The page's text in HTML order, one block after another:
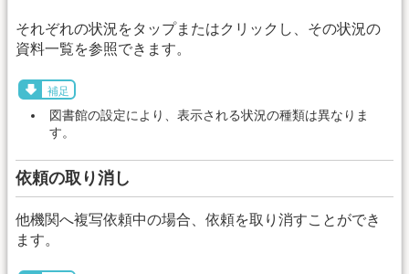
それぞれの状況をタップまたはクリックし、その状況の
資料一覧を参照できます。
補足
図書館の設定により、表示される状況の種類は異なりま
す。
依頼の取り消し
他機関へ複写依頼中の場合、依頼を取り消すことができ
ます。